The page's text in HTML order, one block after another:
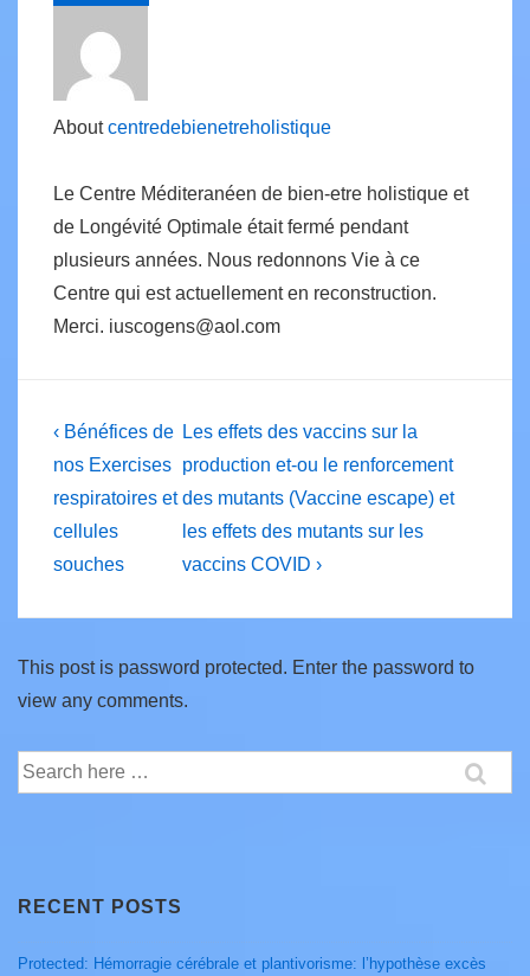
Aboutcentredebienetreholistique
Le Centre Méditeranéen de bien-etre holistique et
de Longévité Optimale était fermé pendant
plusieurs années. Nous redonnons Vie à ce
Centre qui est actuellement en reconstruction.
Merci. iuscogens@aol.com
Post
navigation
Previous
Post
is
‹ Bénéfices de
nos Exercises
respiratoires et
cellules
souches
Next
Post
is
Les effets des vaccins sur la
production et-ou le renforcement
des mutants (Vaccine escape) et
les effets des mutants sur les
vaccins COVID ›
This post is password protected. Enter the password to
view any comments.
Search
for:
RECENT POSTS
Protected: Hémorragie cérébrale et plantivorisme: l’hypothèse excès